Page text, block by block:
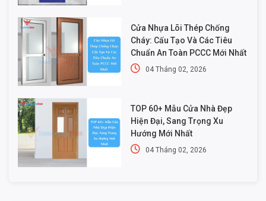
Cửa Nhựa Lõi Thép Chống
Cháy: Cấu Tạo Và Các Tiêu
Chuẩn An Toàn PCCC Mới Nhất
04 Tháng 02, 2026
TOP 60+ Mẫu Cửa Nhà Đẹp
Hiện Đại, Sang Trọng Xu
Hướng Mới Nhất
04 Tháng 02, 2026